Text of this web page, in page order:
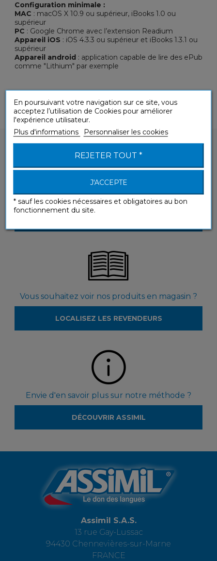
Configuration minimale :
MAC : macOS X 10.9 ou supérieur, iBooks 1.0 ou
supérieur
PC : Google Chrome avec l’extension Readium
Appareil iOS : iOS 4.3.3 ou supérieur et iBooks 1.3.1 ou
supérieur
Appareil android : application capable de lire des ePub
comme "Lithium" par exemple
?
Vous souhaitez voir nos produits en magasin ?
LOCALISEZ LES REVENDEURS
Envie d'en savoir plus sur notre méthode ?
DÉCOUVRIR ASSIMIL
Assimil S.A.S.
13 rue Gay-Lussac
94430 Chennevières-sur-Marne
FRANCE
En poursuivant votre navigation sur ce site, vous
acceptez l’utilisation de Cookies pour améliorer
l'expérience utilisateur.
Plus d'informations
Personnaliser les cookies
REJETER TOUT *
J'ACCEPTE
* sauf les cookies nécessaires et obligatoires au bon
fonctionnement du site.